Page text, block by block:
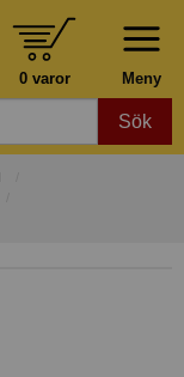
Meny
0 varor
Sök